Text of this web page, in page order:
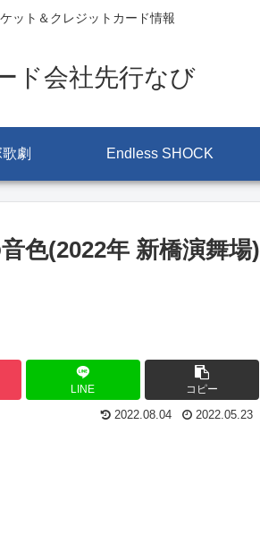
ット＆クレジットカード情報
ド会社先行なび
劇 Endless SHOCK
色(2022年 新橋演舞場)
LINE コピー
2022.08.04 2022.05.23